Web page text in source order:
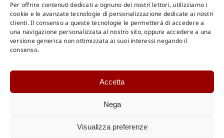
Per offrire contenuti dedicati a ognuno dei nostri lettori, utilizziamo i
cookie e le avanzate tecnologie di personalizzazione dedicate ai nostri
clienti. Il consenso a queste tecnologie le permetterà di accedere a
una navigazione personalizzata al nostro sito, oppure accedere a una
versione generica non ottimizzata ai suoi interessi negando il
consenso.
Accetta
Nega
Visualizza preferenze
Shop Gangemi Editore-Pagamenti Sicuri e anche Rateali
Catalogo Online
Catalogo Internazionale
DOWNLOAD
Catalogo Internazionale